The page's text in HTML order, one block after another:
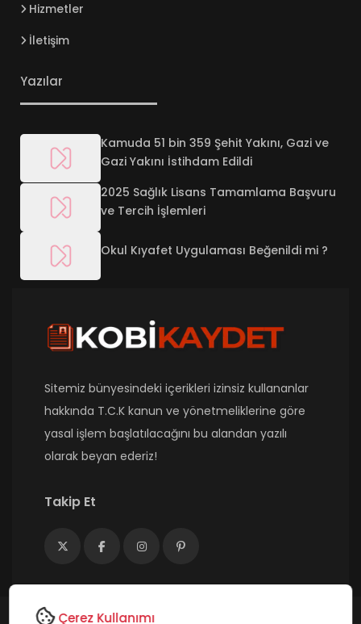
Hizmetler
İletişim
Yazılar
Kamuda 51 bin 359 Şehit Yakını, Gazi ve
Gazi Yakını İstihdam Edildi
2025 Sağlık Lisans Tamamlama Başvuru
ve Tercih İşlemleri
Okul Kıyafet Uygulaması Beğenildi mi ?
Sitemiz bünyesindeki içerikleri izinsiz kullananlar
hakkında T.C.K kanun ve yönetmeliklerine göre
yasal işlem başlatılacağını bu alandan yazılı
olarak beyan ederiz!
Takip Et
Çerez Kullanımı